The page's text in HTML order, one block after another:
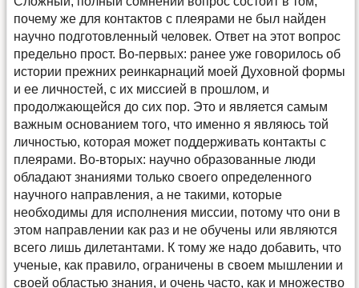
почему же для контактов с плеярами не был найден
научно подготовленный человек. Ответ на этот вопрос
предельно прост. Во-первых: ранее уже говорилось об
истории прежних реинкарнаций моей Духовной формы
и ее личностей, с их миссией в прошлом, и
продолжающейся до сих пор. Это и является самым
важным основанием того, что именно я являюсь той
личностью, которая может поддерживать контакты с
плеярами. Во-вторых: научно образованные люди
обладают знаниями только своего определенного
научного направления, а не такими, которые
необходимы для исполнения миссии, потому что они в
этом направлении как раз и не обучены или являются
всего лишь дилетантами. К тому же надо добавить, что
ученые, как правило, ограничены в своем мышлении и
своей областью знания, и очень часто, как и множество